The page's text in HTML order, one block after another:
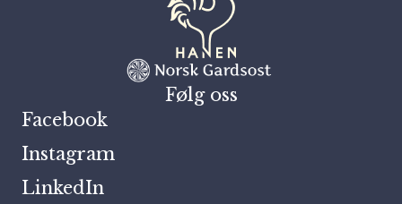
Følg oss
Facebook
Instagram
LinkedIn